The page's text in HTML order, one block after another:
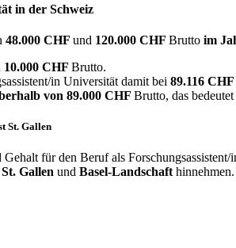
in der Schweiz
48.000 CHF und 120.000 CHF Brutto im
10.000 CHF Brutto.
in Universität damit bei 89.116 CHF
von 89.000 CHF Brutto, das bedeutet
St. Gallen
für den Beruf als
St. Gallen und Basel-Landschaft hinnehmen.